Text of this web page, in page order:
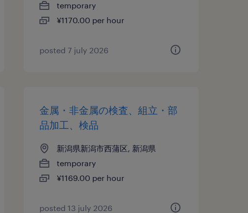
temporary
¥1170.00 per hour
posted 7 july 2026
金属・非金属の検査、組立・部
品加工、検品
新潟県新潟市西蒲区, 新潟県
temporary
¥1169.00 per hour
posted 13 july 2026